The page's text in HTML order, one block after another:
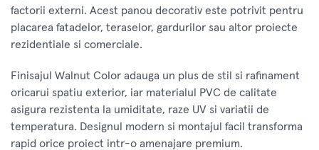
factorii externi. Acest panou decorativ este potrivit pentru
placarea fatadelor, teraselor, gardurilor sau altor proiecte
rezidentiale si comerciale.
Finisajul Walnut Color adauga un plus de stil si rafinament
oricarui spatiu exterior, iar materialul PVC de calitate
asigura rezistenta la umiditate, raze UV si variatii de
temperatura. Designul modern si montajul facil transforma
rapid orice proiect intr-o amenajare premium.